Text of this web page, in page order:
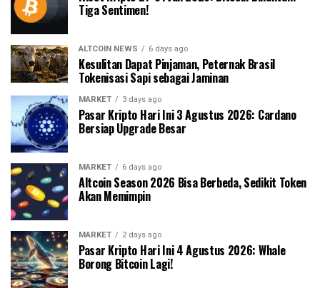
Tiga Sentimen!
ALTCOIN NEWS 6 days ago
Kesulitan Dapat Pinjaman, Peternak Brasil
Tokenisasi Sapi sebagai Jaminan
MARKET 3 days ago
Pasar Kripto Hari Ini 3 Agustus 2026: Cardano
Bersiap Upgrade Besar
MARKET 6 days ago
Altcoin Season 2026 Bisa Berbeda, Sedikit Token
Akan Memimpin
MARKET 2 days ago
Pasar Kripto Hari Ini 4 Agustus 2026: Whale
Borong Bitcoin Lagi!